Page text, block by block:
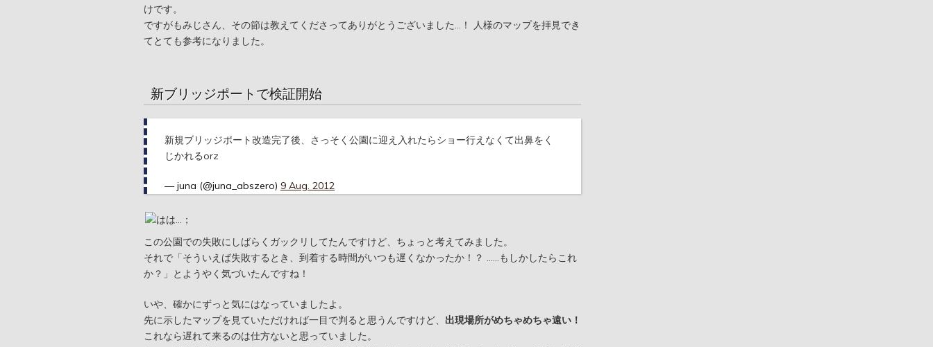
けです。
ですがもみじさん、その節は教えてくださってありがとうございました…！ 人様のマップを拝見でき
てとても参考になりました。
新ブリッジポートで検証開始
新規ブリッジポート改造完了後、さっそく公園に迎え入れたらショー行えなくて出鼻をく
じかれるorz
— juna (@juna_abszero) 9 Aug. 2012
この公園での失敗にしばらくガックリしてたんですけど、ちょっと考えてみました。
それで「そういえば失敗するとき、到着する時間がいつも遅くなかったか！？ ……もしかしたらこれ
か？」とようやく気づいたんですね！
いや、確かにずっと気にはなっていましたよ。
先に示したマップを見ていただければ一目で判ると思うんですけど、 出現場所がめちゃめちゃ遠い！
これなら遅れて来るのは仕方ないと思っていました。